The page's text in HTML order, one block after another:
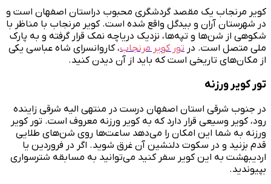
کویر مرنجاب یک مقصد گردشگری محبوب دراستان اصفهان است و
در شهرستان آران و بیدگل واقع شده است. کویر مرنجاب با مناظر با
شکوهی از شن‌ها و تپه‌ها، نزدیک دریاچه نمک قرار گرفته و به پارک
ملی متصل است. در تور کویر مرنجاب، کاروانسرای شاه عباسی یکی
از مکان‌های تاریخی است که باید از آن دیدن کنید.
تور کویر ورزنه
در جنوب شرقی استان اصفهان درست در منتهی الیه شرقی زاینده
رود، کویر وسیعی قرار دارد که به کویر ورزنه معروف است. تور کویر
ورزنه به شما این امکان را می‌دهد ساعت‌ها روی شن‌های طلایی
قدم بزنید و در سکوت دلنشین آن غرق شوید. اگر در فروردین یا
اردیبهشت به این کویر سفر کنید می‌توانید به مسابقه شترسواری
بپیوندید.